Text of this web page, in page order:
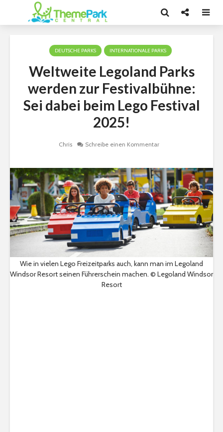
DEUTSCHE PARKS INTERNATIONALE PARKS
Weltweite Legoland Parks
werden zur Festivalbühne:
Sei dabei beim Lego Festival
2025!
Chris Schreibe einen Kommentar
Wie in vielen Lego Freizeitparks auch, kann man im Legoland
Windsor Resort seinen Führerschein machen. © Legoland Windsor
Resort